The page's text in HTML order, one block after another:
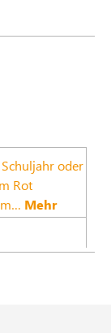
oder
Rot
Mehr